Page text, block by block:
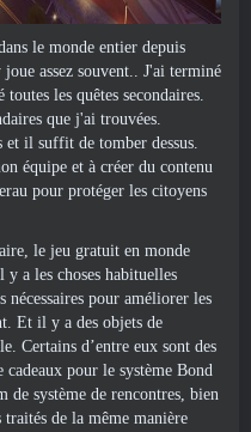
le monde entier depuis
assez souvent.. J'ai terminé
les quêtes secondaires.
que j'ai trouvées.
et il suffit de tomber dessus.
équipe et à créer du contenu
pour protéger les citoyens
le jeu gratuit en monde
a les choses habituelles
nécessaires pour améliorer les
Et il y a des objets de
Certains d’entre eux sont des
pour le système Bond
de système de rencontres, bien
traités de la même manière